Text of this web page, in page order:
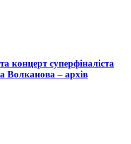
концерт суперфіналіста
Волканова – архів